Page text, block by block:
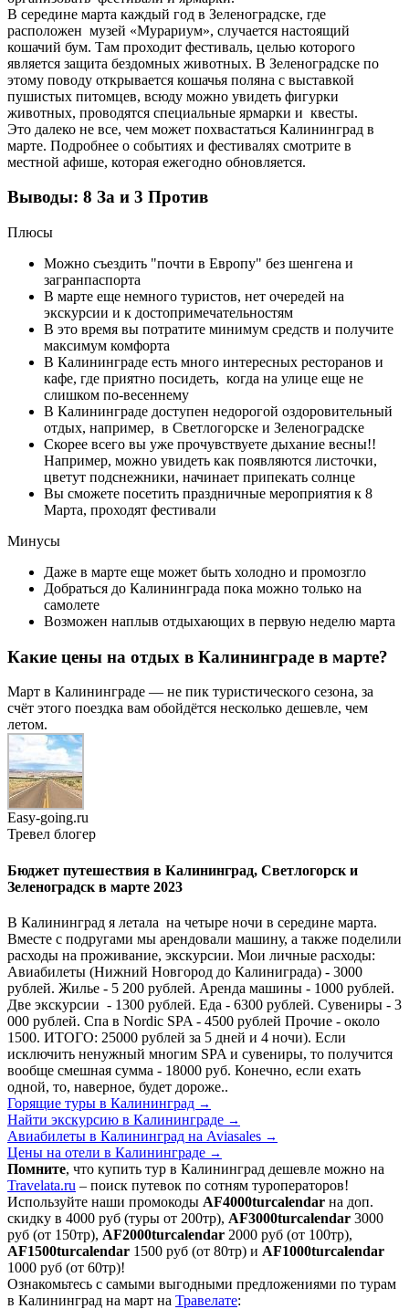
В середине марта каждый год в Зеленоградске, где
расположен музей «Мурариум», случается настоящий
кошачий бум. Там проходит фестиваль, целью которого
является защита бездомных животных. В Зеленоградске по
этому поводу открывается кошачья поляна с выставкой
пушистых питомцев, всюду можно увидеть фигурки
животных, проводятся специальные ярмарки и квесты.
Это далеко не все, чем может похвастаться Калининград в
марте. Подробнее о событиях и фестивалях смотрите в
местной афише, которая ежегодно обновляется.
Выводы: 8 За и 3 Против
Плюсы
Можно съездить "почти в Европу" без шенгена и
загранпаспорта
В марте еще немного туристов, нет очередей на
экскурсии и к достопримечательностям
В это время вы потратите минимум средств и получите
максимум комфорта
В Калининграде есть много интересных ресторанов и
кафе, где приятно посидеть, когда на улице еще не
слишком по-весеннему
В Калининграде доступен недорогой оздоровительный
отдых, например, в Светлогорске и Зеленоградске
Скорее всего вы уже прочувствуете дыхание весны!!
Например, можно увидеть как появляются листочки,
цветут подснежники, начинает припекать солнце
Вы сможете посетить праздничные мероприятия к 8
Марта, проходят фестивали
Минусы
Даже в марте еще может быть холодно и промозгло
Добраться до Калининграда пока можно только на
самолете
Возможен наплыв отдыхающих в первую неделю марта
Какие цены на отдых в Калининграде в марте?
Март в Калининграде — не пик туристического сезона, за
счёт этого поездка вам обойдётся несколько дешевле, чем
летом.
Easy-going.ru
Тревел блогер
Бюджет путешествия в Калининград, Светлогорск и
Зеленоградск в марте 2023
В Калининград я летала на четыре ночи в середине марта.
Вместе с подругами мы арендовали машину, а также поделили
расходы на проживание, экскурсии. Мои личные расходы:
Авиабилеты (Нижний Новгород до Калиниграда) - 3000
рублей. Жилье - 5 200 рублей. Аренда машины - 1000 рублей.
Две экскурсии - 1300 рублей. Еда - 6300 рублей. Сувениры - 3
000 рублей. Спа в Nordic SPA - 4500 рублей Прочие - около
1500. ИТОГО: 25000 рублей за 5 дней и 4 ночи). Если
исключить ненужный многим SPA и сувениры, то получится
вообще смешная сумма - 18000 руб. Конечно, если ехать
одной, то, наверное, будет дороже..
Горящие туры в Калининград →
Найти экскурсию в Калининграде →
Авиабилеты в Калининград на Aviasales →
Цены на отели в Калининграде →
Помните, что купить тур в Калининград дешевле можно на
Travelata.ru – поиск путевок по сотням туроператоров!
Используйте наши промокоды AF4000turcalendar на доп.
скидку в 4000 руб (туры от 200тр), AF3000turcalendar 3000
руб (от 150тр), AF2000turcalendar 2000 руб (от 100тр),
AF1500turcalendar 1500 руб (от 80тр) и AF1000turcalendar
1000 руб (от 60тр)!
Ознакомьтесь с самыми выгодными предложениями по турам
в Калининград на март на Травелате: